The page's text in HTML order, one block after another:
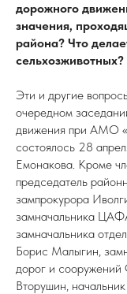
дорожного
значения,
района? Что
сельхозживотных?
Эти и другие
очередном
движения при АМО
состоялось 28
Емонакова. Кроме
председатель
зампрокурора
замначальника
замначальника
Борис Малыгин,
дорог и
Вторушин,